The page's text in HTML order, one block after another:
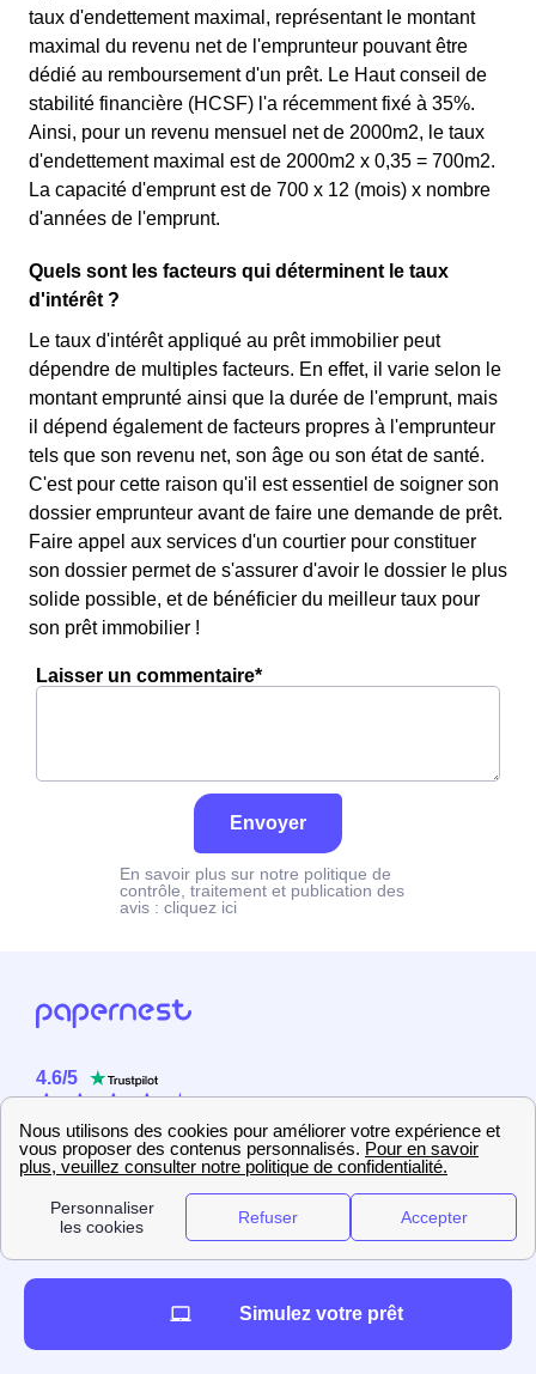
taux d'endettement maximal, représentant le montant
maximal du revenu net de l'emprunteur pouvant être
dédié au remboursement d'un prêt. Le Haut conseil de
stabilité financière (HCSF) l'a récemment fixé à 35%.
Ainsi, pour un revenu mensuel net de 2000m2, le taux
d'endettement maximal est de 2000m2 x 0,35 = 700m2.
La capacité d'emprunt est de 700 x 12 (mois) x nombre
d'années de l'emprunt.
Quels sont les facteurs qui déterminent le taux
d'intérêt ?
Le taux d'intérêt appliqué au prêt immobilier peut
dépendre de multiples facteurs. En effet, il varie selon le
montant emprunté ainsi que la durée de l'emprunt, mais
il dépend également de facteurs propres à l'emprunteur
tels que son revenu net, son âge ou son état de santé.
C'est pour cette raison qu'il est essentiel de soigner son
dossier emprunteur avant de faire une demande de prêt.
Faire appel aux services d'un courtier pour constituer
son dossier permet de s'assurer d'avoir le dossier le plus
solide possible, et de bénéficier du meilleur taux pour
son prêt immobilier !
Laisser un commentaire*
Envoyer
En savoir plus sur notre politique de
contrôle, traitement et publication des
avis : cliquez ici
4.6/5
2358 utilisateurs
Simulez votre prêt